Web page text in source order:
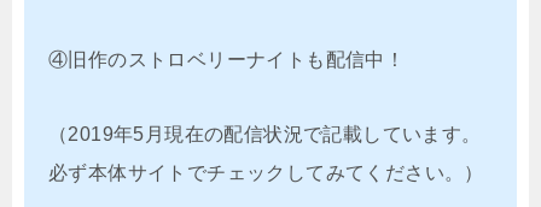
④旧作のストロベリーナイトも配信中！
（2019年5月現在の配信状況で記載しています。
必ず本体サイトでチェックしてみてください。）